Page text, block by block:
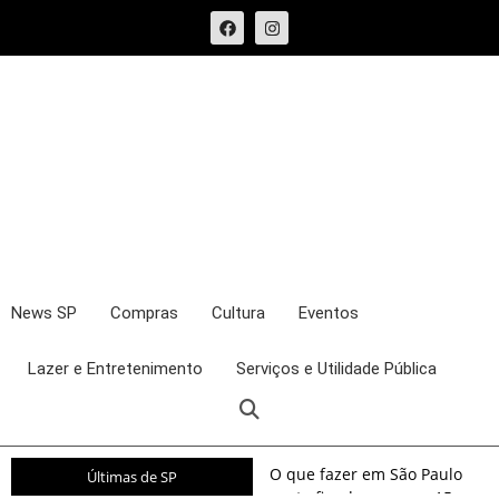
News SP Compras Cultura Eventos
Lazer e Entretenimento Serviços e Utilidade Pública
Últimas de SP
O que fazer em São Paulo